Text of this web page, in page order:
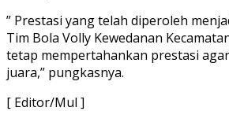
” Prestasi yang telah diperoleh
Tim Bola Volly Kewedanan
tetap mempertahankan prestasi
juara,” pungkasnya.
[ Editor/Mul ]